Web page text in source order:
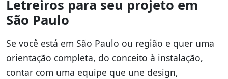
Letreiros para seu projeto em
São Paulo
Se você está em São Paulo ou região e quer uma
orientação completa, do conceito à instalação,
contar com uma equipe que une design,